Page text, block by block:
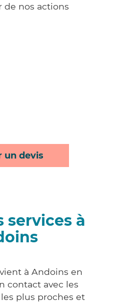
de nos actions
un devis
services à
à Andoins en
contact avec les
plus proches et